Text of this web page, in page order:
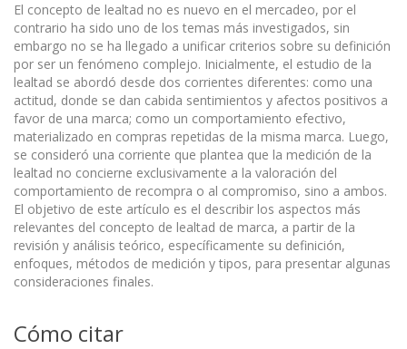
El concepto de lealtad no es nuevo en el mercadeo, por el
contrario ha sido uno de los temas más investigados, sin
embargo no se ha llegado a unificar criterios sobre su definición
por ser un fenómeno complejo. Inicialmente, el estudio de la
lealtad se abordó desde dos corrientes diferentes: como una
actitud, donde se dan cabida sentimientos y afectos positivos a
favor de una marca; como un comportamiento efectivo,
materializado en compras repetidas de la misma marca. Luego,
se consideró una corriente que plantea que la medición de la
lealtad no concierne exclusivamente a la valoración del
comportamiento de recompra o al compromiso, sino a ambos.
El objetivo de este artículo es el describir los aspectos más
relevantes del concepto de lealtad de marca, a partir de la
revisión y análisis teórico, específicamente su definición,
enfoques, métodos de medición y tipos, para presentar algunas
consideraciones finales.
Cómo citar